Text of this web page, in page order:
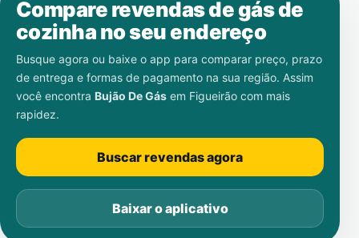
Compare revendas de gás de
cozinha no seu endereço
Busque agora ou baixe o app para comparar preço, prazo
de entrega e formas de pagamento na sua região. Assim
você encontra Bujão De Gás em Figueirão com mais
rapidez.
Buscar revendas agora
Baixar o aplicativo